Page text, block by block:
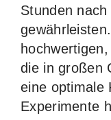
Stunden
die in großen
eine optimale
Experimente